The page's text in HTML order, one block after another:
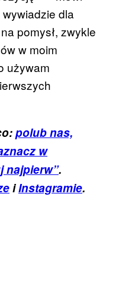
dla
pomysł, zwykle
w moim
używam
polub nas,
w
najpierw”.
iInstagramie.